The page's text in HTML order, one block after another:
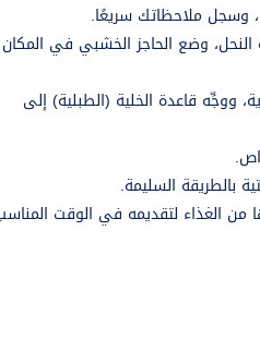
وسجل ملاحظاتك سريعًا.
النحل، وضع الحاجز الخشبي في المكان
ووجِّه قاعدة الخلية (الطبلية) إلى
بالطريقة السليمة.
من الغذاء لتقديمه في الوقت